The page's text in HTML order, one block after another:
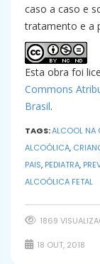
caso a caso e
tratamento e a
Esta obra foi
Commons
Brasil.
TAGS:ALCOOL NA
ALCOÓLICA,
PAIS, PEDIATRA,
ALCOÓLICA FETAL
1869
18 OUT, 2018